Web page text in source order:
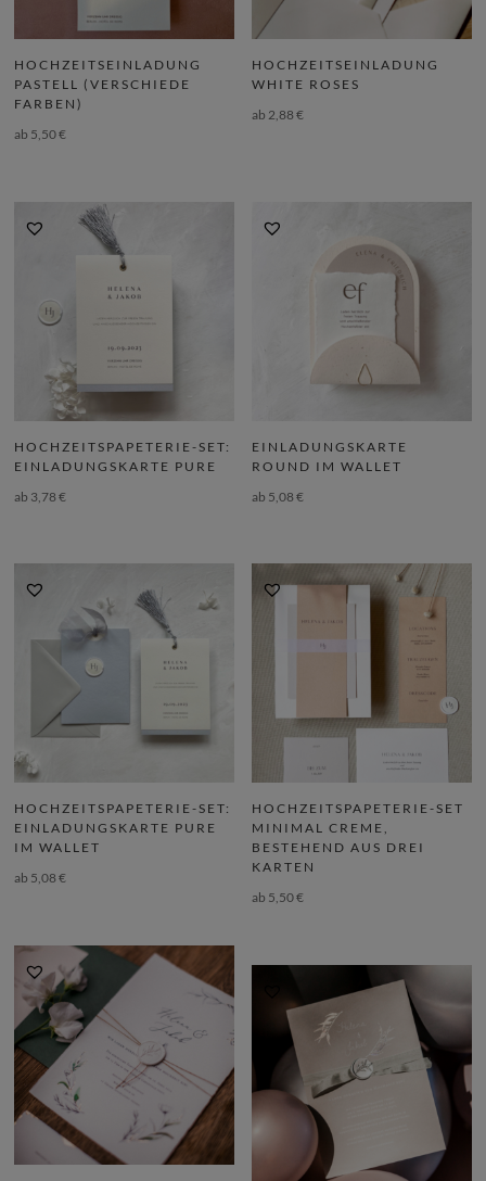
HOCHZEITSEINLADUNG
PASTELL (VERSCHIEDE
FARBEN)
ab 5,50€
HOCHZEITSEINLADUNG
WHITE ROSES
ab 2,88€
HOCHZEITSPAPETERIE-SET:
EINLADUNGSKARTE PURE
ab 3,78€
EINLADUNGSKARTE
ROUND IM WALLET
ab 5,08€
HOCHZEITSPAPETERIE-SET:
EINLADUNGSKARTE PURE
IM WALLET
ab 5,08€
HOCHZEITSPAPETERIE-SET
MINIMAL CREME,
BESTEHEND AUS DREI
KARTEN
ab 5,50€